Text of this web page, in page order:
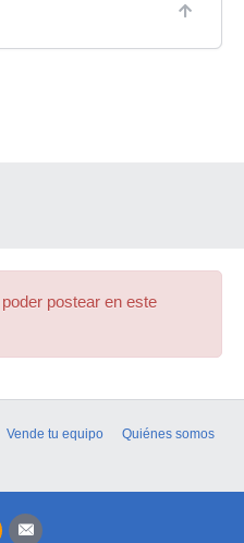
poder postear en este
Vende tu equipo
Quiénes somos